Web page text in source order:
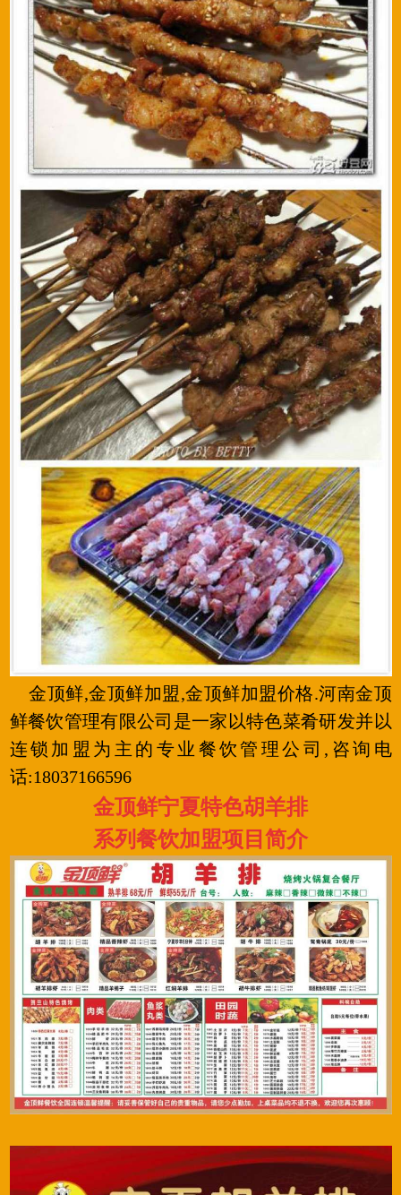
金顶鲜,金顶鲜加盟,金顶鲜加盟价格.河南金顶
鲜餐饮管理有限公司是一家以特色菜肴研发并以
连锁加盟为主的专业餐饮管理公司,咨询电
话:18037166596
金顶鲜宁夏特色胡羊排
系列餐饮加盟项目简介